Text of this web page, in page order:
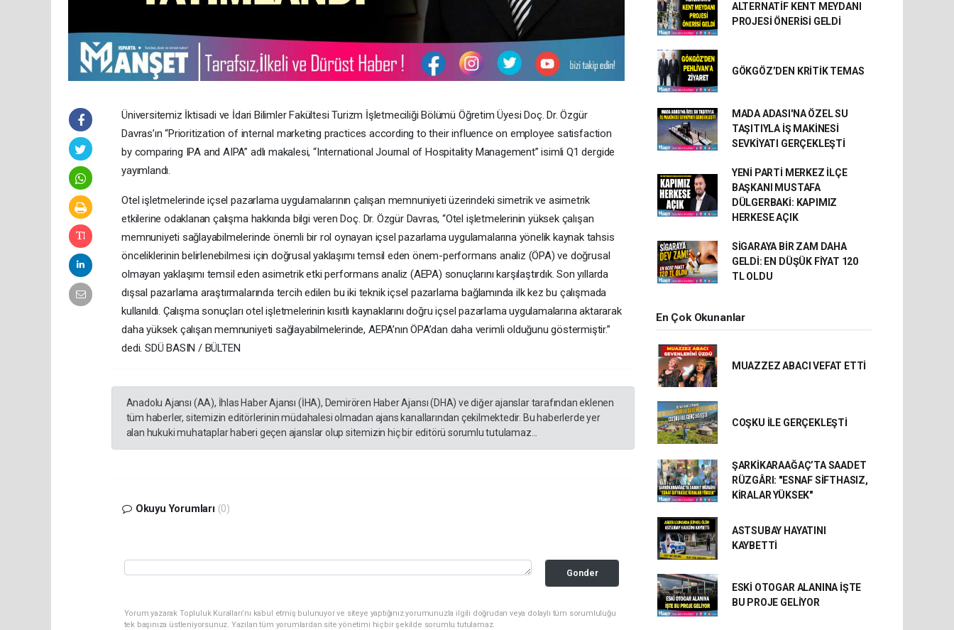
Üniversitemiz İktisadi ve İdari Bilimler Fakültesi Turizm İşletmeciliği Bölümü Öğretim Üyesi Doç. Dr. Özgür
Davras’ın “Prioritization of internal marketing practices according to their influence on employee satisfaction
by comparing IPA and AIPA” adlı makalesi, “International Journal of Hospitality Management” isimli Q1 dergide
yayımlandı.
Otel işletmelerinde içsel pazarlama uygulamalarının çalışan memnuniyeti üzerindeki simetrik ve asimetrik
etkilerine odaklanan çalışma hakkında bilgi veren Doç. Dr. Özgür Davras, “Otel işletmelerinin yüksek çalışan
memnuniyeti sağlayabilmelerinde önemli bir rol oynayan içsel pazarlama uygulamalarına yönelik kaynak tahsis
önceliklerinin belirlenebilmesi için doğrusal yaklaşımı temsil eden önem-performans analiz (ÖPA) ve doğrusal
olmayan yaklaşımı temsil eden asimetrik etki performans analiz (AEPA) sonuçlarını karşılaştırdık. Son yıllarda
dışsal pazarlama araştırmalarında tercih edilen bu iki teknik içsel pazarlama bağlamında ilk kez bu çalışmada
kullanıldı. Çalışma sonuçları otel işletmelerinin kısıtlı kaynaklarını doğru içsel pazarlama uygulamalarına aktararak
daha yüksek çalışan memnuniyeti sağlayabilmelerinde, AEPA’nın ÖPA’dan daha verimli olduğunu göstermiştir.”
dedi. SDÜ BASIN / BÜLTEN
Anadolu Ajansı (AA), İhlas Haber Ajansı (İHA), Demirören Haber Ajansı (DHA) ve diğer ajanslar tarafından eklenen
tüm haberler, sitemizin editörlerinin müdahalesi olmadan ajans kanallarından çekilmektedir. Bu haberlerde yer
alan hukuki muhataplar haberi geçen ajanslar olup sitemizin hiç bir editörü sorumlu tutulamaz...
Okuyu Yorumları (0)
Gonder
Yorum yazarak Topluluk Kuralları’nı kabul etmiş bulunuyor ve siteye yaptığınız yorumunuzla ilgili doğrudan veya dolaylı tüm sorumluluğu
tek başınıza üstleniyorsunuz. Yazılan tüm yorumlardan site yönetimi hiçbir şekilde sorumlu tutulamaz.
ALTERNATİF KENT MEYDANI
PROJESİ ÖNERİSİ GELDİ
GÖKGÖZ’DEN KRİTİK TEMAS
MADA ADASI'NA ÖZEL SU
TAŞITIYLA İŞ MAKİNESİ
SEVKİYATI GERÇEKLEŞTİ
YENİ PARTİ MERKEZ İLÇE
BAŞKANI MUSTAFA
DÜLGERBAKİ: KAPIMIZ
HERKESE AÇIK
SİGARAYA BİR ZAM DAHA
GELDİ: EN DÜŞÜK FİYAT 120
TL OLDU
En Çok Okunanlar
MUAZZEZ ABACI VEFAT ETTİ
COŞKU İLE GERÇEKLEŞTİ
ŞARKİKARAAĞAÇ’TA SAADET
RÜZGÂRI: "ESNAF SİFTHASIZ,
KİRALAR YÜKSEK"
ASTSUBAY HAYATINI
KAYBETTİ
ESKİ OTOGAR ALANINA İŞTE
BU PROJE GELİYOR